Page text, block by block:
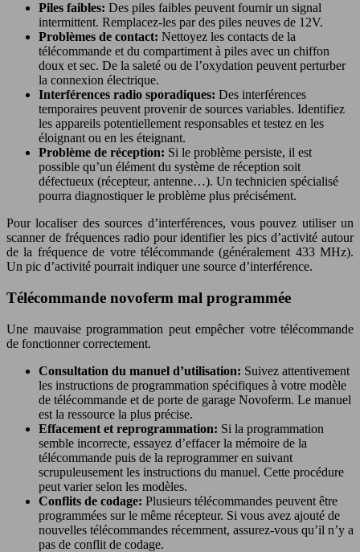
Piles faibles: Des piles faibles peuvent fournir un signal
intermittent. Remplacez-les par des piles neuves de 12V.
Problèmes de contact: Nettoyez les contacts de la
télécommande et du compartiment à piles avec un chiffon
doux et sec. De la saleté ou de l’oxydation peuvent perturber
la connexion électrique.
Interférences radio sporadiques: Des interférences
temporaires peuvent provenir de sources variables. Identifiez
les appareils potentiellement responsables et testez en les
éloignant ou en les éteignant.
Problème de réception: Si le problème persiste, il est
possible qu’un élément du système de réception soit
défectueux (récepteur, antenne…). Un technicien spécialisé
pourra diagnostiquer le problème plus précisément.
Pour localiser des sources d’interférences, vous pouvez utiliser un
scanner de fréquences radio pour identifier les pics d’activité autour
de la fréquence de votre télécommande (généralement 433 MHz).
Un pic d’activité pourrait indiquer une source d’interférence.
Télécommande novoferm mal programmée
Une mauvaise programmation peut empêcher votre télécommande
de fonctionner correctement.
Consultation du manuel d’utilisation: Suivez attentivement
les instructions de programmation spécifiques à votre modèle
de télécommande et de porte de garage Novoferm. Le manuel
est la ressource la plus précise.
Effacement et reprogrammation: Si la programmation
semble incorrecte, essayez d’effacer la mémoire de la
télécommande puis de la reprogrammer en suivant
scrupuleusement les instructions du manuel. Cette procédure
peut varier selon les modèles.
Conflits de codage: Plusieurs télécommandes peuvent être
programmées sur le même récepteur. Si vous avez ajouté de
nouvelles télécommandes récemment, assurez-vous qu’il n’y a
pas de conflit de codage.